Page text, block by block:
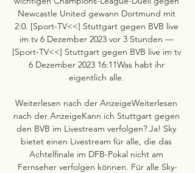
Newcastle United gewann Dortmund mit
2:0. [Sport-TV<<] Stuttgart gegen BVB live
im tv 6 Dezember 2023 vor 3 Stunden —
[Sport-TV<<] Stuttgart gegen BVB live im tv
6 Dezember 2023 16:11Was habt ihr
eigentlich alle.
Weiterlesen nach der AnzeigeWeiterlesen
nach der AnzeigeKann ich Stuttgart gegen
den BVB im Livestream verfolgen? Ja! Sky
bietet einen Livestream für alle, die das
Achtelfinale im DFB-Pokal nicht am
Fernseher verfolgen können. Für alle Sky-